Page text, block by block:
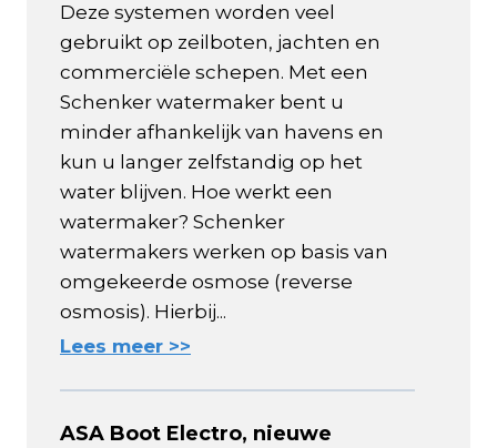
Deze systemen worden veel
gebruikt op zeilboten, jachten en
commerciële schepen. Met een
Schenker watermaker bent u
minder afhankelijk van havens en
kun u langer zelfstandig op het
water blijven. Hoe werkt een
watermaker? Schenker
watermakers werken op basis van
omgekeerde osmose (reverse
osmosis). Hierbij...
Lees meer >>
ASA Boot Electro, nieuwe